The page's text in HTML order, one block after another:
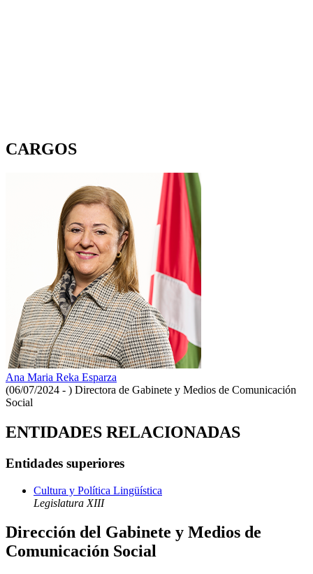
CARGOS
Ana Maria Reka Esparza
(06/07/2024 - ) Directora de Gabinete y Medios de Comunicación
Social
ENTIDADES RELACIONADAS
Entidades superiores
Cultura y Política Lingüística
Legislatura XIII
Dirección del Gabinete y Medios de
Comunicación Social